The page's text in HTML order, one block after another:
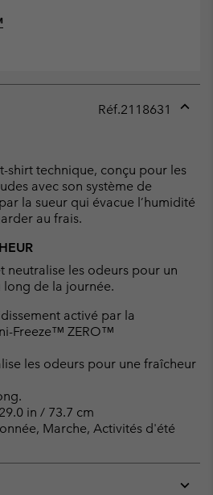
Réf.2118631
shirt technique, conçu pour les
avec son système de
la sueur qui évacue l’humidité
au frais.
neutralise les odeurs pour un
de la journée.
activé par la
Freeze™ ZERO™
les odeurs pour une fraîcheur
in / 73.7 cm
Marche, Activités d'été